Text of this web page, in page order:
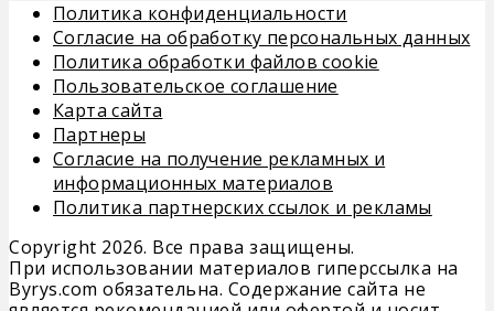
Политика конфиденциальности
Согласие на обработку персональных данных
Политика обработки файлов cookie
Пользовательское соглашение
Карта сайта
Партнеры
Согласие на получение рекламных и
информационных материалов
Политика партнерских ссылок и рекламы
Copyright 2026. Все права защищены.
При использовании материалов гиперссылка на
Byrys.com обязательна. Содержание сайта не